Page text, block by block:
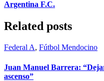
Argentina F.C.
Related posts
Federal A, Fútbol Mendocino
Juan Manuel Barrera:
ascenso”